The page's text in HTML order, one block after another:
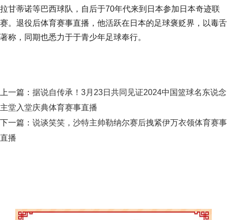
拉甘蒂诺等巴西球队，自后于70年代来到日本参加日本奇迹联
赛。退役后体育赛事直播，他活跃在日本的足球褒贬界，以毒舌
著称，同期也悉力于于青少年足球奉行。
上一篇： 据说自传承！3月23日共同见证2024中国篮球名东说念
主堂入堂庆典体育赛事直播
下一篇： 说谈笑笑，沙特主帅勒纳尔赛后拽紧伊万衣领体育赛事
直播